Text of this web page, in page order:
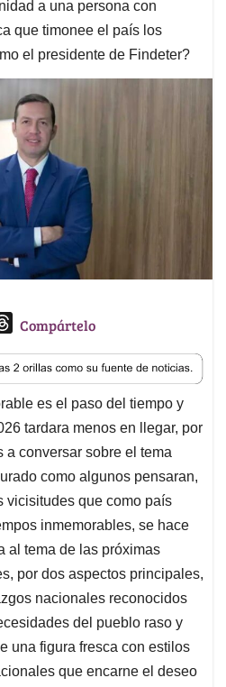
a una persona con
que timonee el país los
el presidente de Findeter?
T
r
e
a
d
s
Compártelo
es el paso del tiempo y
tardara menos en llegar, por
a conversar sobre el tema
como algunos pensaran,
vicisitudes que como país
inmemorables, se hace
al tema de las próximas
por dos aspectos principales,
nacionales reconocidos
del pueblo raso y
una figura fresca con estilos
que encarne el deseo